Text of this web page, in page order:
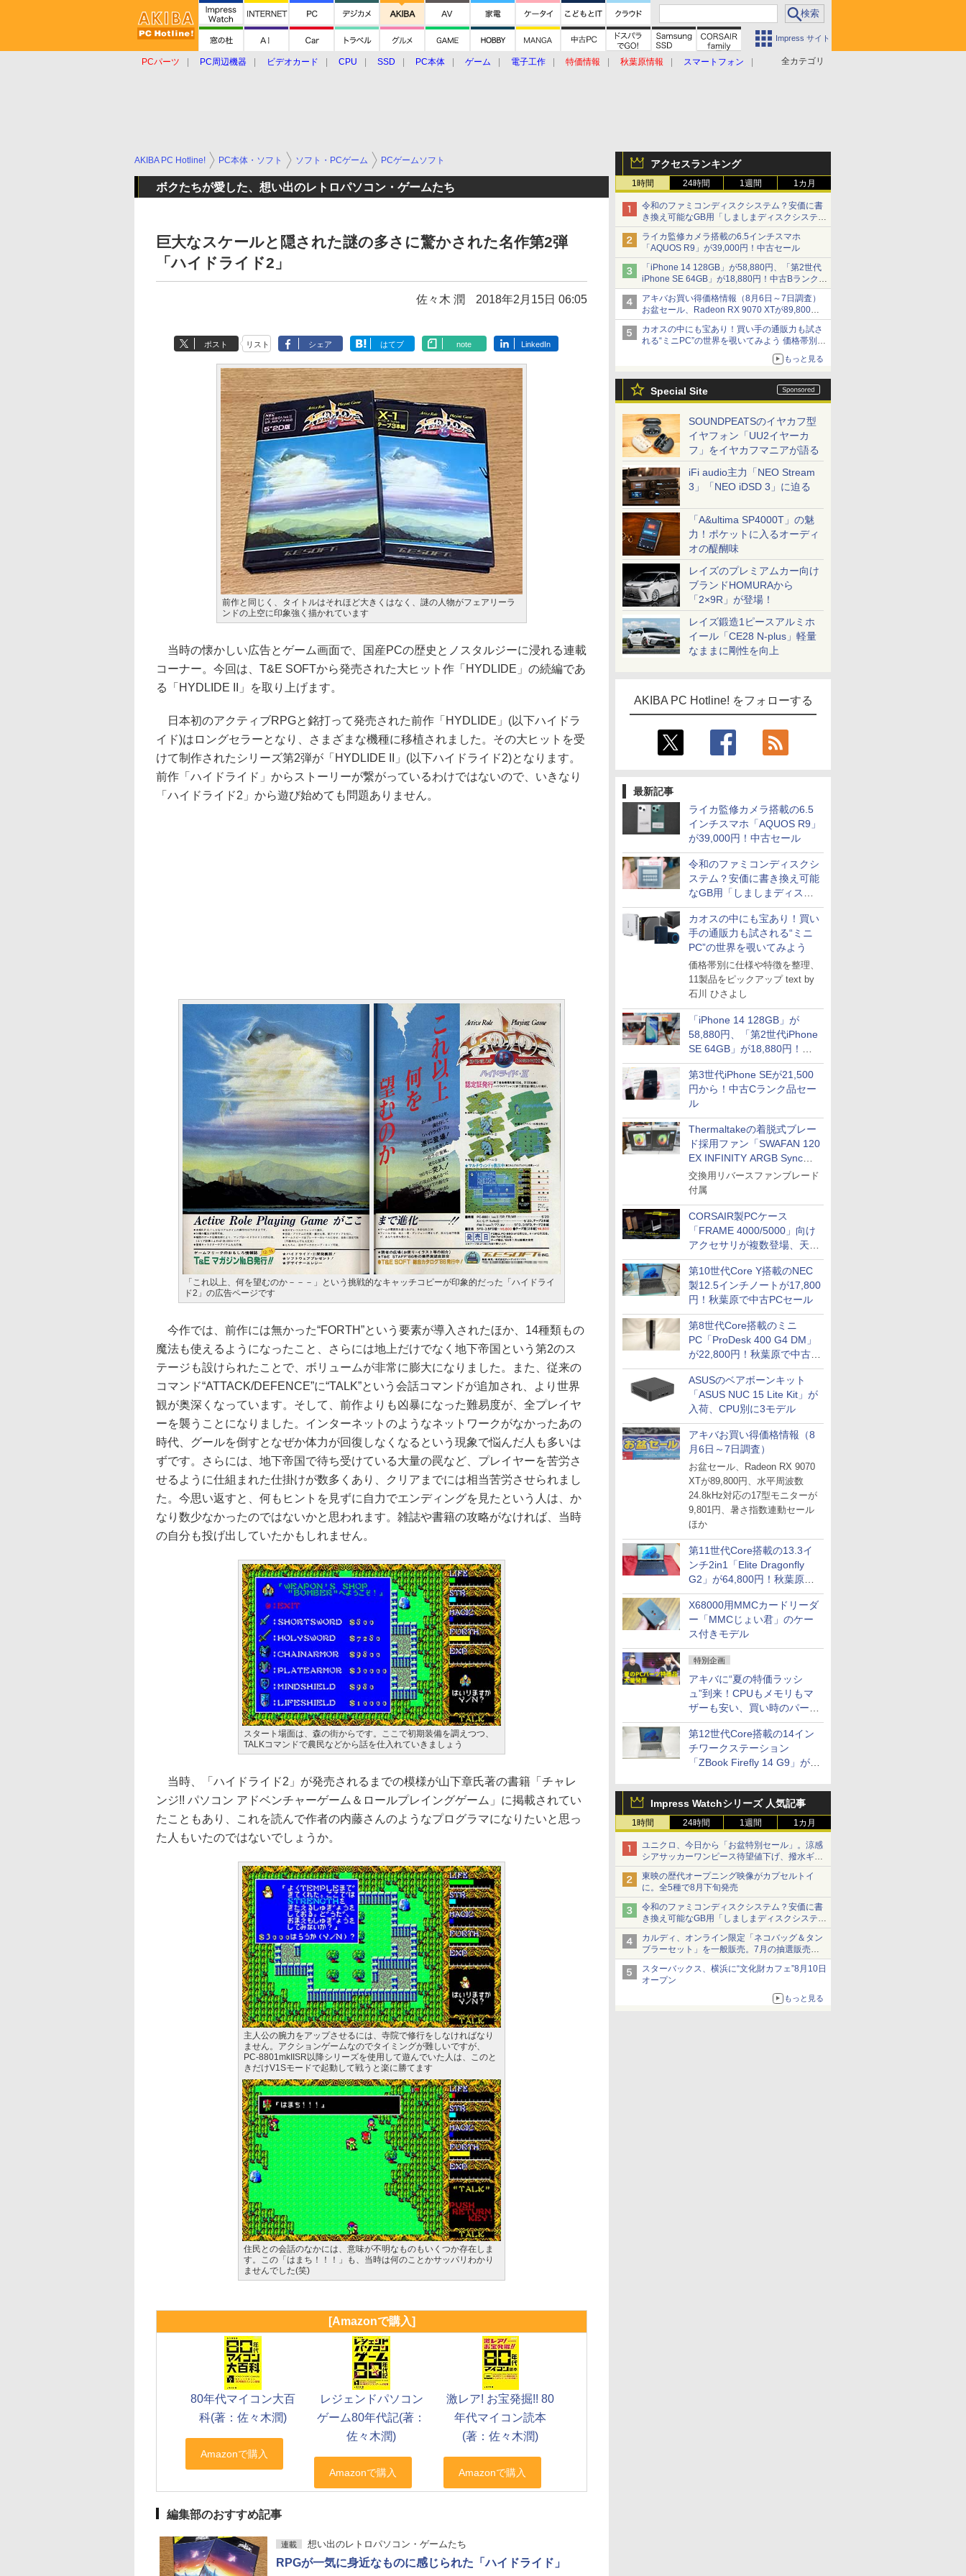
Impress サイト
全カテゴリ
PCパーツ PC周辺機器 ビデオカード CPU SSD PC本体 ゲーム 電子工作 特価情報 秋葉原情報
スマートフォン
アクセスランキング
1時間 24時間 1週間 1カ月
令和のファミコンディスクシステム？安価に書
き換え可能なGB用「しましまディスクシステ
ム」
ライカ監修カメラ搭載の6.5インチスマホ
「AQUOS R9」が39,000円！中古セール
「iPhone 14 128GB」が58,880円、「第2世代
iPhone SE 64GB」が18,880円！中古Bランク品
セール
アキバお買い得価格情報（8月6日～7日調査）
お盆セール、Radeon RX 9070 XTが89,800
円、水平周波数24.8kHz対応の17型モニターが
9,801円、暑さ指数連動セール ほか
カオスの中にも宝あり！買い手の通販力も試さ
れる“ミニPC”の世界を覗いてみよう 価格帯別に
仕様や特徴を整理、11製品をピックアップ text
もっと見る
Special Site
SOUNDPEATSのイヤカフ型
イヤフォン「UU2イヤーカ
フ」をイヤカフマニアが語る
iFi audio主力「NEO Stream
3」「NEO iDSD 3」に迫る
「A&ultima SP4000T」の魅
力！ポケットに入るオーディ
オの醍醐味
レイズのプレミアムカー向け
ブランドHOMURAから
「2×9R」が登場！
レイズ鍛造1ピースアルミホ
イール「CE28 N-plus」軽量
なままに剛性を向上
AKIBA PC Hotline! をフォローする
最新記事
ライカ監修カメラ搭載の6.5
インチスマホ「AQUOS R9」
が39,000円！中古セール
令和のファミコンディスクシ
ステム？安価に書き換え可能
なGB用「しましまディスク
システム」
カオスの中にも宝あり！買い
手の通販力も試される“ミニ
PC”の世界を覗いてみよう
価格帯別に仕様や特徴を整理、
11製品をピックアップ text by
石川 ひさよし
「iPhone 14 128GB」が
58,880円、「第2世代iPhone
SE 64GB」が18,880円！中
古Bランク品セール
第3世代iPhone SEが21,500
円から！中古Cランク品セー
ル
Thermaltakeの着脱式ブレー
ド採用ファン「SWAFAN 120
EX INFINITY ARGB Sync」
に単品パッケージ
交換用リバースファンブレード
付属
CORSAIR製PCケース
「FRAME 4000/5000」向け
アクセサリが複数登場、天然
木製パネルや背面コネクタ対
応トレイなど
第10世代Core Y搭載のNEC
製12.5インチノートが17,800
円！秋葉原で中古PCセール
第8世代Core搭載のミニ
PC「ProDesk 400 G4 DM」
が22,800円！秋葉原で中古
PCセール
ASUSのベアボーンキット
「ASUS NUC 15 Lite Kit」が
入荷、CPU別に3モデル
アキバお買い得価格情報（8
月6日～7日調査）
お盆セール、Radeon RX 9070
XTが89,800円、水平周波数
24.8kHz対応の17型モニターが
9,801円、暑さ指数連動セール
ほか
第11世代Core搭載の13.3イ
ンチ2in1「Elite Dragonfly
G2」が64,800円！秋葉原で
中古PCセール
X68000用MMCカードリーダ
ー「MMCじょい君」のケー
ス付きモデル
特別企画
アキバに“夏の特価ラッシ
ュ”到来！CPUもメモリもマ
ザーも安い、買い時のパーツ
は？【8月7日(金)22時配信】
第12世代Core搭載の14イン
チワークステーション
「ZBook Firefly 14 G9」が
セール
Impress Watchシリーズ 人気記事
1時間 24時間 1週間 1カ月
ユニクロ、今日から「お盆特別セール」。涼感
シアサッカーワンピース待望値下げ、撥水ギア
ショーツは1990円に
東映の歴代オープニング映像がカプセルトイ
に。全5種で8月下旬発売
令和のファミコンディスクシステム？安価に書
き換え可能なGB用「しましまディスクシステ
ム」
カルディ、オンライン限定「ネコバッグ＆タン
ブラーセット」を一般販売。7月の抽選販売の
当選無効分
スターバックス、横浜に“文化財カフェ”8月10日
オープン
もっと見る
AKIBA PC Hotline! PC本体・ソフト ソフト・PCゲーム PCゲームソフト
ボクたちが愛した、想い出のレトロパソコン・ゲームたち
巨大なスケールと隠された謎の多さに驚かされた名作第2弾
「ハイドライド2」
佐々木 潤 2018年2月15日 06:05
ポスト リスト シェア はてブ note LinkedIn
前作と同じく、タイトルはそれほど大きくはなく、謎の人物がフェアリーラ
ンドの上空に印象強く描かれています
当時の懐かしい広告とゲーム画面で、国産PCの歴史とノスタルジーに浸れる連載
コーナー。今回は、T&E SOFTから発売された大ヒット作「HYDLIDE」の続編であ
る「HYDLIDE II」を取り上げます。
日本初のアクティブRPGと銘打って発売された前作「HYDLIDE」(以下ハイドラ
イド)はロングセラーとなり、さまざまな機種に移植されました。その大ヒットを受
けて制作されたシリーズ第2弾が「HYDLIDE II」(以下ハイドライド2)となります。
前作「ハイドライド」からストーリーが繋がっているわけではないので、いきなり
「ハイドライド2」から遊び始めても問題ありません。
「これ以上、何を望むのか－－－」という挑戦的なキャッチコピーが印象的だった「ハイドライ
ド2」の広告ページです
今作では、前作には無かった“FORTH”という要素が導入されたほか、14種類もの
魔法も使えるようになったこと、さらには地上だけでなく地下帝国という第2のス
テージも設けられたことで、ボリュームが非常に膨大になりました。また、従来の
コマンド“ATTACK/DEFENCE”に“TALK”という会話コマンドが追加され、より世界
観が奥深くなっています。そして、前作よりも凶暴になった難易度が、全プレイヤ
ーを襲うことになりました。インターネットのようなネットワークがなかったあの
時代、グールを倒すとなぜか体力が回復しなくなるという現象で悩んだ人も多いは
ずです。さらには、地下帝国で待ち受けている大量の罠など、プレイヤーを苦労さ
せるように仕組まれた仕掛けが数多くあり、クリアまでには相当苦労させられまし
た。今思い返すと、何もヒントを見ずに自力でエンディングを見たという人は、か
なり数少なかったのではないかと思われます。雑誌や書籍の攻略がなければ、当時
の自分も投げ出していたかもしれません。
スタート場面は、森の街からです。ここで初期装備を調えつつ、
TALKコマンドで農民などから話を仕入れていきましょう
当時、「ハイドライド2」が発売されるまでの模様が山下章氏著の書籍「チャレ
ンジ!! パソコン アドベンチャーゲーム＆ロールプレイングゲーム」に掲載されてい
たこともあり、これを読んで作者の内藤さんのようなプログラマになりたいと思っ
た人もいたのではないでしょうか。
主人公の腕力をアップさせるには、寺院で修行をしなければなり
ません。アクションゲームなのでタイミングが難しいですが、
PC-8801mkIISR以降シリーズを使用して遊んでいた人は、このと
きだけV1Sモードで起動して戦うと楽に勝てます
住民との会話のなかには、意味が不明なものもいくつか存在しま
す。この「はまち！！！」も、当時は何のことかサッパリわかり
ませんでした(笑)
[Amazonで購入]
80年代マイコン大百
科(著：佐々木潤)
レジェンドパソコン
ゲーム80年代記(著：
佐々木潤)
激レア! お宝発掘!! 80
年代マイコン読本
(著：佐々木潤)
編集部のおすすめ記事
連載 想い出のレトロパソコン・ゲームたち
RPGが一気に身近なものに感じられた「ハイドライド」